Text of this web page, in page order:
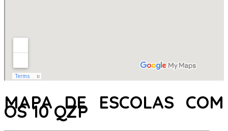
MAPA DE ESCOLAS COM
OS 10 QZP